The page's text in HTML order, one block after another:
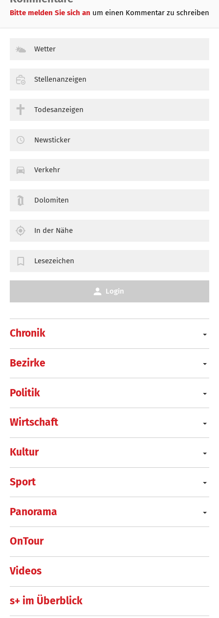
Bitte melden Sie sich an um einen Kommentar zu schreiben
Chronik
Bezirke
Politik
Wirtschaft
Kultur
Sport
Panorama
OnTour
Videos
s+ im Überblick
Wetter
Stellenanzeigen
Todesanzeigen
Newsticker
Verkehr
Dolomiten
In der Nähe
Lesezeichen
Login